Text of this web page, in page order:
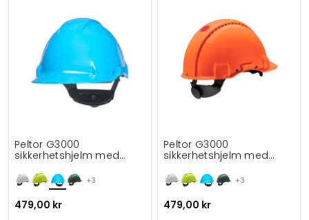
+3
Peltor G3000
sikkerhetshjelm med
479,00 kr
+3
Peltor G3000
sikkerhetshjelm med
479,00 kr